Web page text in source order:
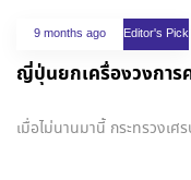
9 months ago Editor's Pick
ญี่ปุ่นยกเครื่องวงกา
เมื่อไม่นานมานี้ กระทรวงเ